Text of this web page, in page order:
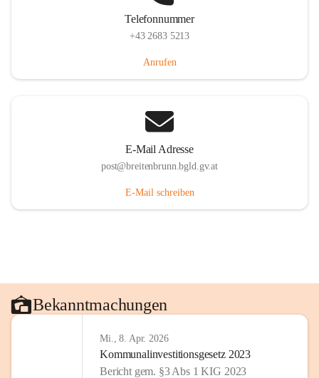
Telefonnummer
+43 2683 5213
Anrufen
E-Mail Adresse
post@breitenbrunn.bgld.gv.at
E-Mail schreiben
Bekanntmachungen
Mi., 8. Apr. 2026
Kommunalinvestitionsgesetz 2023
Bericht gem. §3 Abs 1 KIG 2023